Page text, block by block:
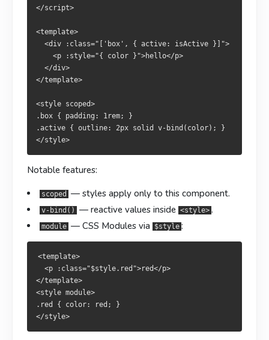
几个关键特性：
—— 样式只作用于本组件。
v-bind() —— 在
module —— CSS Modules，通过
<template>
  <p :class="$style.red">red</p>
</template>
（或 ）—— 每个
块独立选择预处理器。
PostCSS
Nuxt 已经预配置了 postcss-import 、 postcss-url
autoprefixer 、 cssnano
export default defineNuxtConfig({
重點特性：
scoped —— 樣式僅作用於當前元件。
v-bind() —— 於
module —— CSS Modules，透過
<template>
  <p :class="$style.red">red</p>
</template>
<style module>
（或 、 、 ）—— 每個
PostCSS
Nuxt 已預先設定
autoprefixer 、 。欲追加其他外掛：
export default defineNuxtConfig({
</script>
<template>
  <div :class="['box', { active: isActive }]">
    <p :style="{ color }">hello</p>
  </div>
</template>
<style scoped>
.box { padding: 1rem; }
.active { outline: 2px solid v-bind(color); }
Notable features:
scoped — styles apply only to this component.
v-bind() — reactive values inside <style> .
module — CSS Modules via $style :
<template>
  <p :class="$style.red">red</p>
</template>
<style module>
.red { color: red; }